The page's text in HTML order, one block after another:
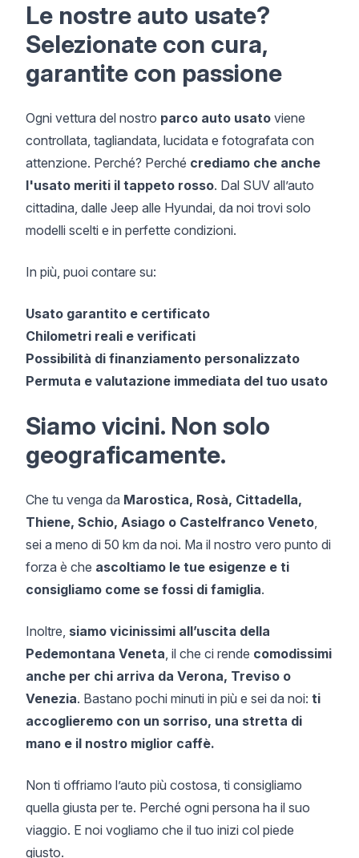
Le nostre auto usate?
Selezionate con cura,
garantite con passione
Ogni vettura del nostro parco auto usato viene
controllata, tagliandata, lucidata e fotografata con
attenzione. Perché? Perché crediamo che anche
l'usato meriti il tappeto rosso. Dal SUV all’auto
cittadina, dalle Jeep alle Hyundai, da noi trovi solo
modelli scelti e in perfette condizioni.
In più, puoi contare su:
Usato garantito e certificato
Chilometri reali e verificati
Possibilità di finanziamento personalizzato
Permuta e valutazione immediata del tuo usato
Siamo vicini. Non solo
geograficamente.
Che tu venga da Marostica, Rosà, Cittadella,
Thiene, Schio, Asiago o Castelfranco Veneto,
sei a meno di 50 km da noi. Ma il nostro vero punto di
forza è che ascoltiamo le tue esigenze e ti
consigliamo come se fossi di famiglia.
Inoltre, siamo vicinissimi all’uscita della
Pedemontana Veneta, il che ci rende comodissimi
anche per chi arriva da Verona, Treviso o
Venezia. Bastano pochi minuti in più e sei da noi: ti
accoglieremo con un sorriso, una stretta di
mano e il nostro miglior caffè.
Non ti offriamo l’auto più costosa, ti consigliamo
quella giusta per te. Perché ogni persona ha il suo
viaggio. E noi vogliamo che il tuo inizi col piede
giusto.